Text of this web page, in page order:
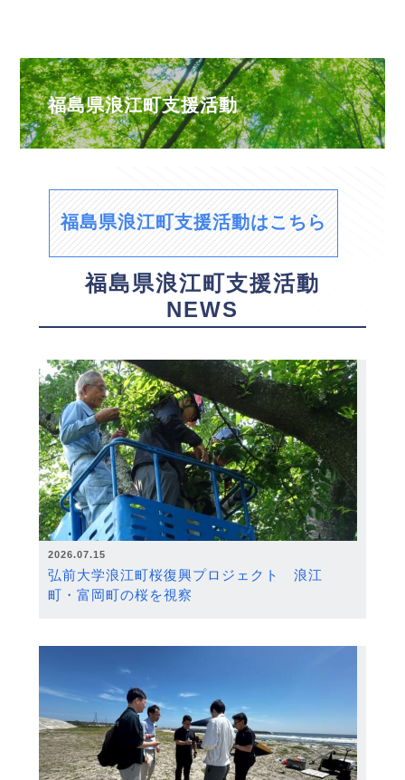
福島県浪江町支援活動
福島県浪江町支援活動はこちら
福島県浪江町支援活動
NEWS
2026.07.15
弘前大学浪江町桜復興プロジェクト 浪江
町・富岡町の桜を視察